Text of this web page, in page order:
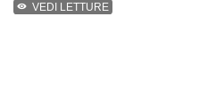
VEDI LETTURE